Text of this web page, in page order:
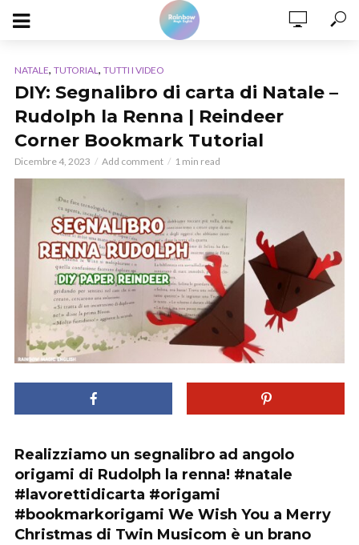
NATALE, TUTORIAL, TUTTI I VIDEO
DIY: Segnalibro di carta di Natale –
Rudolph la Renna | Reindeer
Corner Bookmark Tutorial
Dicembre 4, 2023 Add comment 1 min read
Realizziamo un segnalibro ad angolo
origami di Rudolph la renna! #natale
#lavorettidicarta #origami
#bookmarkorigami We Wish You a Merry
Christmas di Twin Musicom è un brano